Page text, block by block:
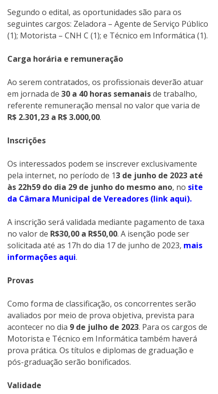
Segundo o edital, as oportunidades são para os
seguintes cargos: Zeladora – Agente de Serviço Público
(1); Motorista – CNH C (1); e Técnico em Informática (1).
Carga horária e remuneração
Ao serem contratados, os profissionais deverão atuar
em jornada de 30 a 40 horas semanaisde trabalho,
referente remuneração mensal no valor que varia de
R$ 2.301,23 a R$ 3.000,00.
Inscrições
Os interessados podem se inscrever exclusivamente
pela internet, no período de 13 de junho de 2023 até
às 22h59 do dia 29 de junho do mesmo ano, no site
da Câmara Municipal de Vereadores (link aqui).
A inscrição será validada mediante pagamento de taxa
no valor de R$30,00 a R$50,00. A isenção pode ser
solicitada até as 17h do dia 17 de junho de 2023, mais
informações aqui.
Provas
Como forma de classificação, os concorrentes serão
avaliados por meio de prova objetiva, prevista para
acontecer no dia 9 de julho de 2023. Para os cargos de
Motorista e Técnico em Informática também haverá
prova prática. Os títulos e diplomas de graduação e
pós-graduação serão bonificados.
Validade